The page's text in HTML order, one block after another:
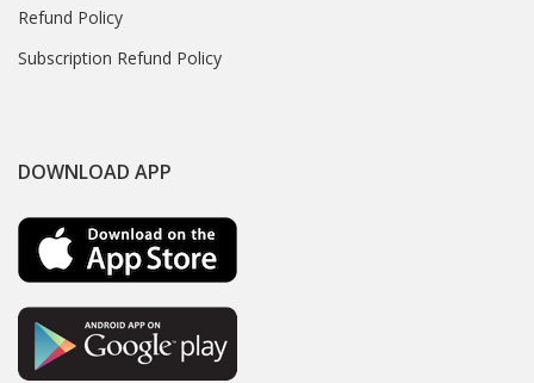
Refund Policy
Subscription Refund Policy
DOWNLOAD APP